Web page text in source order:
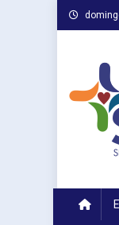
Skip
to